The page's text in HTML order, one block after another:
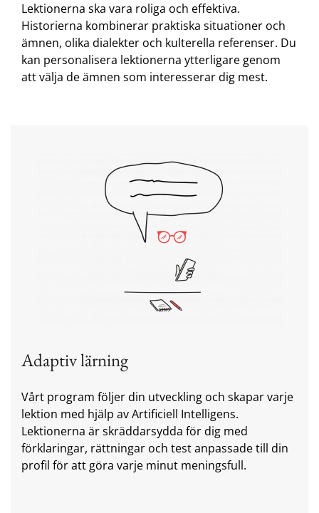
Lektionerna ska vara roliga och effektiva.
Historierna kombinerar praktiska situationer och
ämnen, olika dialekter och kulterella referenser. Du
kan personalisera lektionerna ytterligare genom
att välja de ämnen som interesserar dig mest.
Adaptiv lärning
Vårt program följer din utveckling och skapar varje
lektion med hjälp av Artificiell Intelligens.
Lektionerna är skräddarsydda för dig med
förklaringar, rättningar och test anpassade till din
profil för att göra varje minut meningsfull.